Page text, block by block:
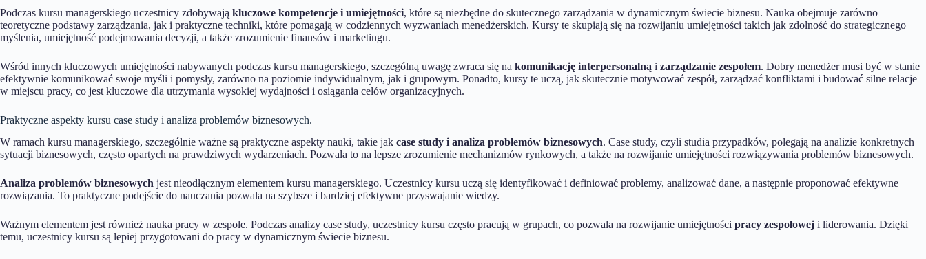
Podczas kursu managerskiego uczestnicy zdobywają kluczowe kompetencje i umiejętności, które są niezbędne do skutecznego zarządzania w dynamicznym świecie biznesu. Nauka obejmuje zarówno
teoretyczne podstawy zarządzania, jak i praktyczne techniki, które pomagają w codziennych wyzwaniach menedżerskich. Kursy te skupiają się na rozwijaniu umiejętności takich jak zdolność do strategicznego
myślenia, umiejętność podejmowania decyzji, a także zrozumienie finansów i marketingu.
Wśród innych kluczowych umiejętności nabywanych podczas kursu managerskiego, szczególną uwagę zwraca się na komunikację interpersonalną i zarządzanie zespołem. Dobry menedżer musi być w stanie
efektywnie komunikować swoje myśli i pomysły, zarówno na poziomie indywidualnym, jak i grupowym. Ponadto, kursy te uczą, jak skutecznie motywować zespół, zarządzać konfliktami i budować silne relacje
w miejscu pracy, co jest kluczowe dla utrzymania wysokiej wydajności i osiągania celów organizacyjnych.
Praktyczne aspekty kursu case study i analiza problemów biznesowych.
W ramach kursu managerskiego, szczególnie ważne są praktyczne aspekty nauki, takie jak case study i analiza problemów biznesowych. Case study, czyli studia przypadków, polegają na analizie konkretnych
sytuacji biznesowych, często opartych na prawdziwych wydarzeniach. Pozwala to na lepsze zrozumienie mechanizmów rynkowych, a także na rozwijanie umiejętności rozwiązywania problemów biznesowych.
Analiza problemów biznesowych jest nieodłącznym elementem kursu managerskiego. Uczestnicy kursu uczą się identyfikować i definiować problemy, analizować dane, a następnie proponować efektywne
rozwiązania. To praktyczne podejście do nauczania pozwala na szybsze i bardziej efektywne przyswajanie wiedzy.
Ważnym elementem jest również nauka pracy w zespole. Podczas analizy case study, uczestnicy kursu często pracują w grupach, co pozwala na rozwijanie umiejętności pracy zespołowej i liderowania. Dzięki
temu, uczestnicy kursu są lepiej przygotowani do pracy w dynamicznym świecie biznesu.